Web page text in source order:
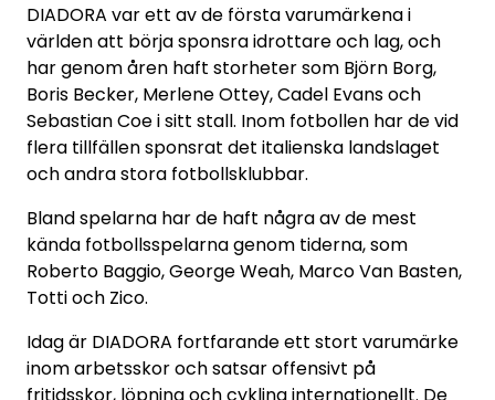
DIADORA var ett av de första varumärkena i
världen att börja sponsra idrottare och lag, och
har genom åren haft storheter som Björn Borg,
Boris Becker, Merlene Ottey, Cadel Evans och
Sebastian Coe i sitt stall. Inom fotbollen har de vid
flera tillfällen sponsrat det italienska landslaget
och andra stora fotbollsklubbar.
Bland spelarna har de haft några av de mest
kända fotbollsspelarna genom tiderna, som
Roberto Baggio, George Weah, Marco Van Basten,
Totti och Zico.
Idag är DIADORA fortfarande ett stort varumärke
inom arbetsskor och satsar offensivt på
fritidsskor, löpning och cykling internationellt. De